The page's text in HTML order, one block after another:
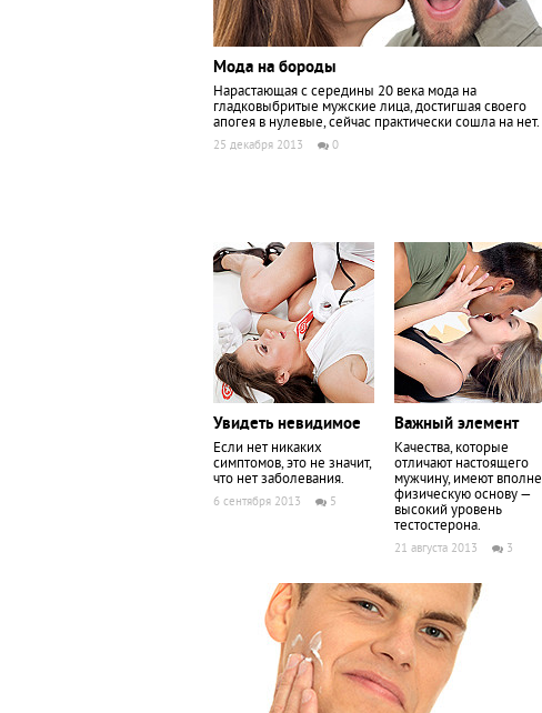
Мода на бороды
Нарастающая с середины 20 века мода на
гладковыбритые мужские лица, достигшая своего
апогея в нулевые, сейчас практически сошла на нет.
25 декабря 2013 0
Увидеть невидимое
Если нет никаких
симптомов, это не значит,
что нет заболевания.
6 сентября 2013 5
Важный элемент
Качества, которые
отличают настоящего
мужчину, имеют вполне
физическую основу —
высокий уровень
тестостерона.
21 августа 2013 3